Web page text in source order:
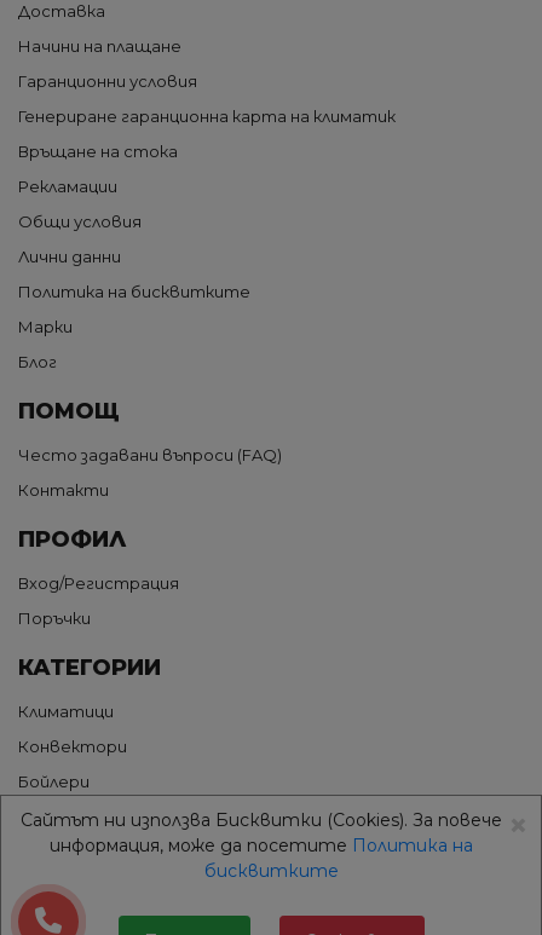
Сайтът ни използва Бисквитки (Cookies). За повече
информация, може да посетите Политика на
бисквитките
Доставка
Начини на плащане
Гаранционни условия
Генериране гаранционна карта на климатик
Връщане на стока
Рекламации
Общи условия
Лични данни
Политика на бисквитките
Марки
Блог
ПОМОЩ
Често задавани въпроси (FAQ)
Контакти
ПРОФИЛ
Вход/Регистрация
Поръчки
КАТЕГОРИИ
Климатици
Конвектори
Бойлери
Термопомпи
Грижа за въздуха
Аксесоари